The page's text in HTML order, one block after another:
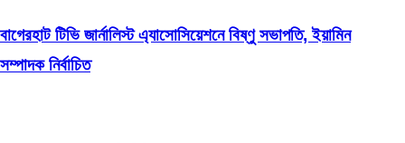
বাগেরহাট টিভি জার্নালিস্ট এ্যাসোসিয়েশনে বিষ্ণু সভাপতি, ইয়ামিন
সম্পাদক নির্বাচিত